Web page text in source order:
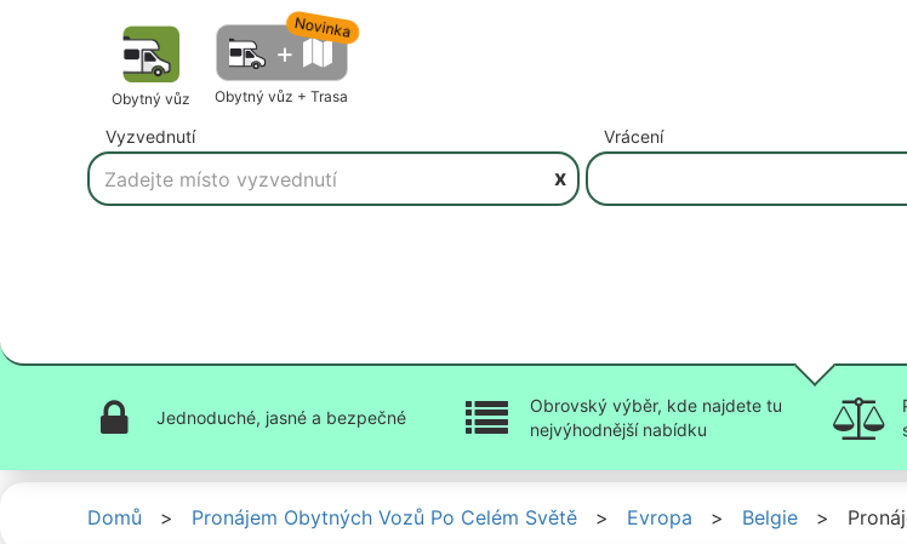
Obytný vůz
+
Novinka
Obytný vůz + Trasa
Vyzvednutí
x
Vrácení
Jednoduché, jasné a bezpečné
Obrovský výběr, kde najdete tu
nejvýhodnější nabídku
Domů > Pronájem Obytných Vozů Po Celém Světě > Evropa > Belgie >